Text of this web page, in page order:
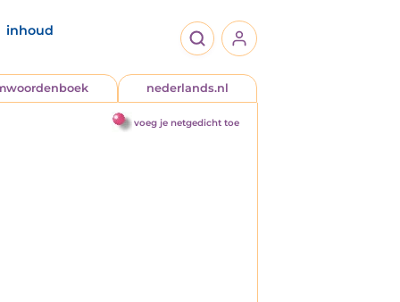
inhoud
nederlands.nl
voeg je netgedicht toe